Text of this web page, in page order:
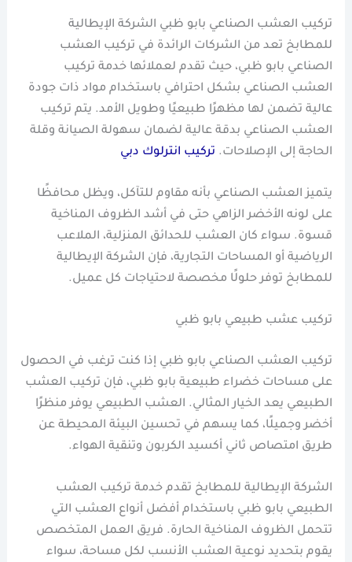
تركيب العشب الصناعي بابو ظبي الشركة الإيطالية
للمطابخ تعد من الشركات الرائدة في تركيب العشب
الصناعي بابو ظبي، حيث تقدم لعملائها خدمة تركيب
العشب الصناعي بشكل احترافي باستخدام مواد ذات جودة
عالية تضمن لها مظهرًا طبيعيًا وطويل الأمد. يتم تركيب
العشب الصناعي بدقة عالية لضمان سهولة الصيانة وقلة
الحاجة إلى الإصلاحات. تركيب انترلوك دبي
يتميز العشب الصناعي بأنه مقاوم للتآكل، ويظل محافظًا
على لونه الأخضر الزاهي حتى في أشد الظروف المناخية
قسوة. سواء كان العشب للحدائق المنزلية، الملاعب
الرياضية أو المساحات التجارية، فإن الشركة الإيطالية
للمطابخ توفر حلولًا مخصصة لاحتياجات كل عميل.
تركيب عشب طبيعي بابو ظبي
تركيب العشب الصناعي بابو ظبي إذا كنت ترغب في الحصول
على مساحات خضراء طبيعية بابو ظبي، فإن تركيب العشب
الطبيعي يعد الخيار المثالي. العشب الطبيعي يوفر منظرًا
أخضر وجميلًا، كما يسهم في تحسين البيئة المحيطة عن
طريق امتصاص ثاني أكسيد الكربون وتنقية الهواء.
الشركة الإيطالية للمطابخ تقدم خدمة تركيب العشب
الطبيعي بابو ظبي باستخدام أفضل أنواع العشب التي
تتحمل الظروف المناخية الحارة. فريق العمل المتخصص
يقوم بتحديد نوعية العشب الأنسب لكل مساحة، سواء